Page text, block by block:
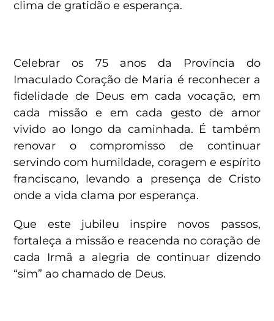
clima de gratidão e esperança.
Celebrar os 75 anos da Província do
Imaculado Coração de Maria é reconhecer a
fidelidade de Deus em cada vocação, em
cada missão e em cada gesto de amor
vivido ao longo da caminhada. É também
renovar o compromisso de continuar
servindo com humildade, coragem e espírito
franciscano, levando a presença de Cristo
onde a vida clama por esperança.
Que este jubileu inspire novos passos,
fortaleça a missão e reacenda no coração de
cada Irmã a alegria de continuar dizendo
“sim” ao chamado de Deus.